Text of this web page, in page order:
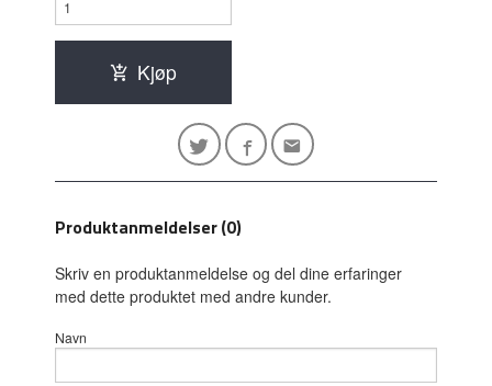
Kjøp
Produktanmeldelser (0)
Skriv en produktanmeldelse og del dine erfaringer
med dette produktet med andre kunder.
Navn